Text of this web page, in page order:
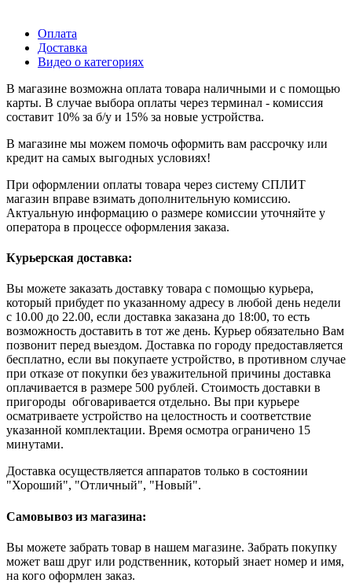
Оплата
Доставка
Видео о категориях
В магазине возможна оплата товара наличными и с помощью
карты. В случае выбора оплаты через терминал - комиссия
составит 10% за б/у и 15% за новые устройства.
В магазине мы можем помочь оформить вам рассрочку или
кредит на самых выгодных условиях!
При оформлении оплаты товара через систему СПЛИТ
магазин вправе взимать дополнительную комиссию.
Актуальную информацию о размере комиссии уточняйте у
оператора в процессе оформления заказа.
Курьерская доставка:
Вы можете заказать доставку товара с помощью курьера,
который прибудет по указанному адресу в любой день недели
с 10.00 до 22.00, если доставка заказана до 18:00, то есть
возможность доставить в тот же день. Курьер обязательно Вам
позвонит перед выездом. Доставка по городу предоставляется
бесплатно, если вы покупаете устройство, в противном случае
при отказе от покупки без уважительной причины доставка
оплачивается в размере 500 рублей. Стоимость доставки в
пригороды обговаривается отдельно. Вы при курьере
осматриваете устройство на целостность и соответствие
указанной комплектации. Время осмотра ограничено 15
минутами.
Доставка осуществляется аппаратов только в состоянии
"Хороший", "Отличный", "Новый".
Самовывоз из магазина:
Вы можете забрать товар в нашем магазине. Забрать покупку
может ваш друг или родственник, который знает номер и имя,
на кого оформлен заказ.